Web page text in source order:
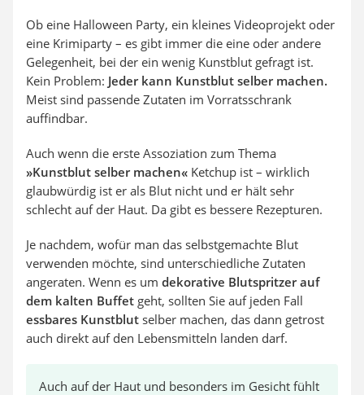
Ob eine Halloween Party, ein kleines Videoprojekt oder
eine Krimiparty – es gibt immer die eine oder andere
Gelegenheit, bei der ein wenig Kunstblut gefragt ist.
Kein Problem: Jeder kann Kunstblut selber machen.
Meist sind passende Zutaten im Vorratsschrank
auffindbar.
Auch wenn die erste Assoziation zum Thema
»Kunstblut selber machen« Ketchup ist – wirklich
glaubwürdig ist er als Blut nicht und er hält sehr
schlecht auf der Haut. Da gibt es bessere Rezepturen.
Je nachdem, wofür man das selbstgemachte Blut
verwenden möchte, sind unterschiedliche Zutaten
angeraten. Wenn es um dekorative Blutspritzer auf
dem kalten Buffet geht, sollten Sie auf jeden Fall
essbares Kunstblut selber machen, das dann getrost
auch direkt auf den Lebensmitteln landen darf.
Auch auf der Haut und besonders im Gesicht fühlt